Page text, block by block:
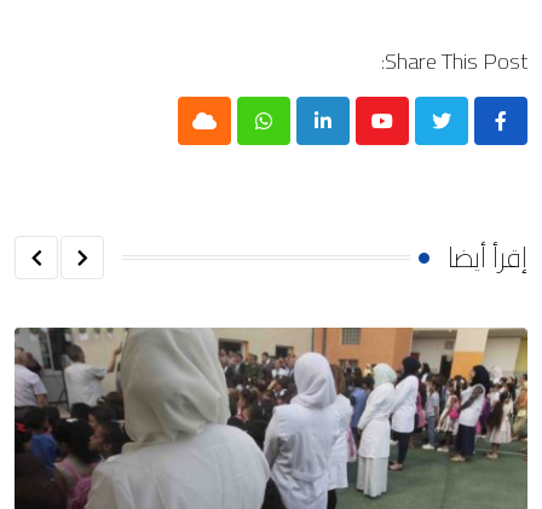
Share This Post:
Youtube
LinkedIn
Whatsapp
Cloud
إقرأ أيضا